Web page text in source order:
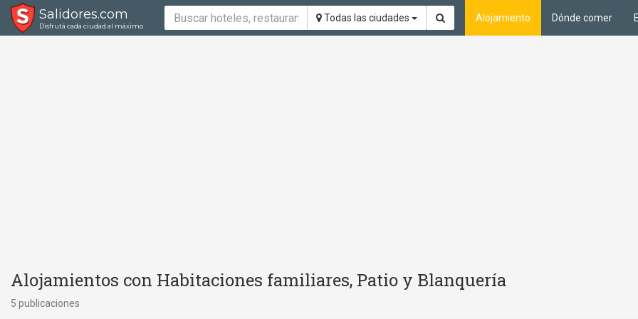
Salidores.com
Disfrutá cada ciudad al máximo
Todas las ciudades Alojamiento Dónde comer
Alojamientos con Habitaciones familiares, Patio y Blanquería
5 publicaciones